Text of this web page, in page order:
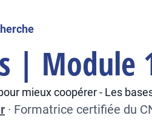
|
mieux coopérer - Les
· Formatrice certifiée du